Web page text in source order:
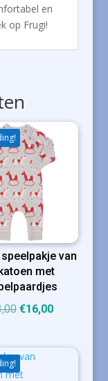
en
op Frugi!
van
met
Oorspronkelijke
€23,00.
€16,00Huidige